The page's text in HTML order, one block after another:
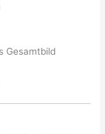
Gesamtbild